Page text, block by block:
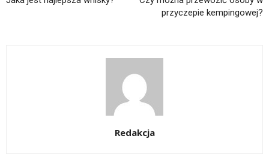
przyczepie kempingowej?
Redakcja